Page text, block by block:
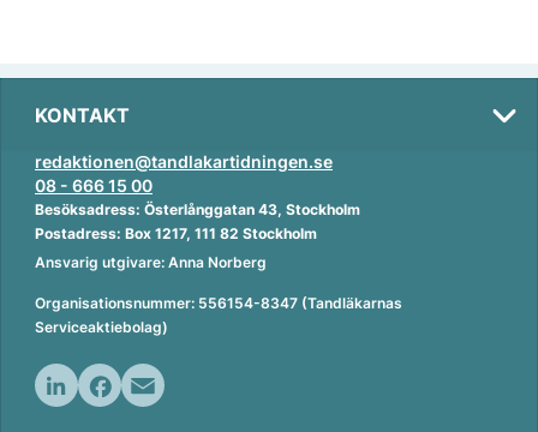
KONTAKT
redaktionen@tandlakartidningen.se
08 - 666 15 00
Besöksadress: Österlånggatan 43, Stockholm
Postadress: Box 1217, 111 82 Stockholm
Ansvarig utgivare: Anna Norberg
Organisationsnummer: 556154-8347 (Tandläkarnas
Serviceaktiebolag)